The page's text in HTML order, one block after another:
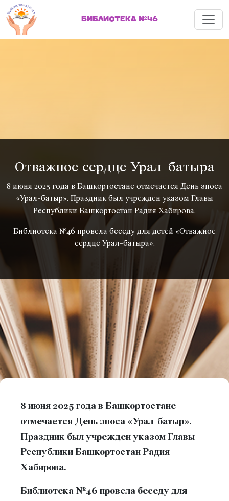
БИБЛИОТЕКА №46 Меню
Отважное сердце Урал-батыра
8 июня 2025 года в Башкортостане отмечается День эпоса
«Урал-батыр». Праздник был учрежден указом Главы
Республики Башкортостан Радия Хабирова.
Библиотека №46 провела беседу для детей «Отважное
сердце Урал-батыра».
8 июня 2025 года в Башкортостане
отмечается День эпоса «Урал-батыр».
Праздник был учрежден указом Главы
Республики Башкортостан Радия
Хабирова.
Библиотека №46 провела беседу для